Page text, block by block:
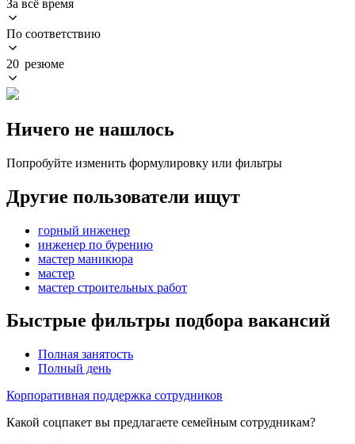
За всё время
По соответствию
20 резюме
Ничего не нашлось
Попробуйте изменить формулировку или фильтры
Другие пользователи ищут
горный инженер
инженер по бурению
мастер маникюра
мастер
мастер строительных работ
Быстрые фильтры подбора вакансий
Полная занятость
Полный день
Корпоративная поддержка сотрудников
Какой соцпакет вы предлагаете семейным сотрудникам?